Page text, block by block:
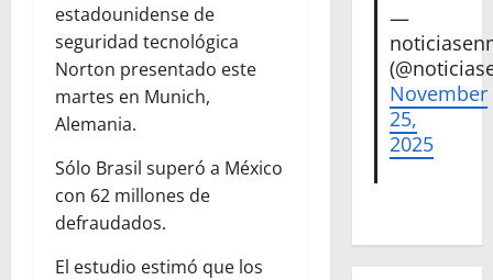
estadounidense de
seguridad tecnológica
Norton presentado este
martes en Munich,
Alemania.
Sólo Brasil superó a México
con 62 millones de
defraudados.
El estudio estimó que los
—
November
25,
2025